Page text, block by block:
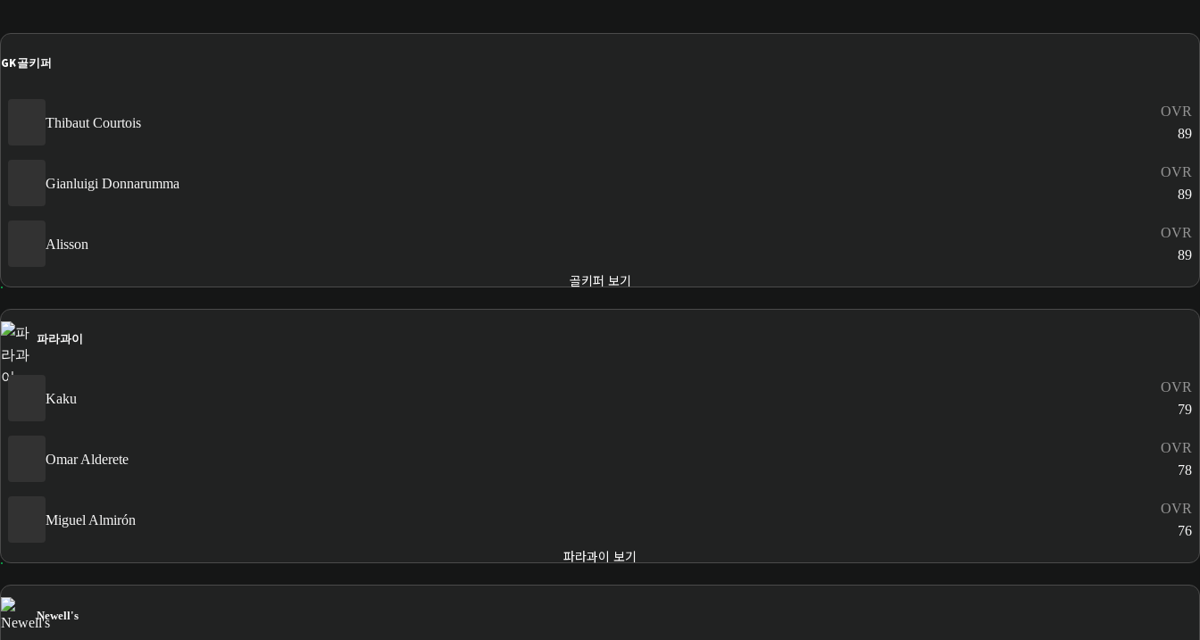
GK골키퍼
Thibaut Courtois
OVR
89
Gianluigi Donnarumma
OVR
89
Alisson
OVR
89
골키퍼 보기
파라과이
Kaku
OVR
79
Omar Alderete
OVR
78
Miguel Almirón
OVR
76
파라과이 보기
Newell's